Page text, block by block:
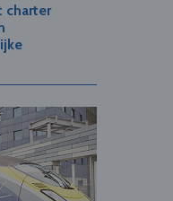
charter